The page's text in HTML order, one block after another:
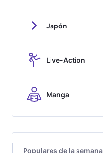
Japón
Live-Action
Manga
Populares de la semana